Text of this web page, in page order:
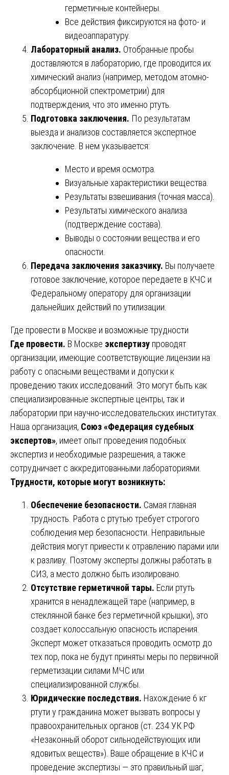
герметичные контейнеры.
Все действия фиксируются на фото- и
видеоаппаратуру.
Лабораторный анализ. Отобранные пробы
доставляются в лабораторию, где проводится их
химический анализ (например, методом атомно-
абсорбционной спектрометрии) для
подтверждения, что это именно ртуть.
Подготовка заключения. По результатам
выезда и анализов составляется экспертное
заключение. В нем указывается:
Место и время осмотра.
Визуальные характеристики вещества.
Результаты взвешивания (точная масса).
Результаты химического анализа
(подтверждение состава).
Выводы о состоянии вещества и его
опасности.
Передача заключения заказчику. Вы получаете
готовое заключение, которое передаете в КЧС и
Федеральному оператору для организации
дальнейших действий по утилизации.
Где провести в Москве и возможные трудности
Где провести. В Москве экспертизу проводят
организации, имеющие соответствующие лицензии на
работу с опасными веществами и допуски к
проведению таких исследований. Это могут быть как
специализированные экспертные центры, так и
лаборатории при научно-исследовательских институтах.
Наша организация, Союз «Федерация судебных
экспертов», имеет опыт проведения подобных
экспертиз и необходимые разрешения, а также
сотрудничает с аккредитованными лабораториями.
Трудности, которые могут возникнуть:
Обеспечение безопасности. Самая главная
трудность. Работа с ртутью требует строгого
соблюдения мер безопасности. Неправильные
действия могут привести к отравлению парами или
к разливу. Поэтому эксперты должны работать в
СИЗ, а место должно быть изолировано.
Отсутствие герметичной тары. Если ртуть
хранится в ненадлежащей таре (например, в
стеклянной банке без герметичной крышки), это
создает колоссальную опасность испарения.
Эксперт может отказаться проводить осмотр до
тех пор, пока не будут приняты меры по первичной
герметизации силами МЧС или
специализированной службы.
Юридические последствия. Нахождение 6 кг
ртути у гражданина может вызвать вопросы у
правоохранительных органов (ст. 234 УК РФ
«Незаконный оборот сильнодействующих или
ядовитых веществ»). Ваше обращение в КЧС и
проведение экспертизы — это правильный шаг,